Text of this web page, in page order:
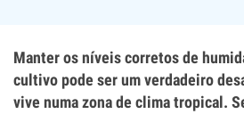
Manter os níveis corretos de
cultivo pode ser um verdadeiro
vive numa zona de clima tropical.